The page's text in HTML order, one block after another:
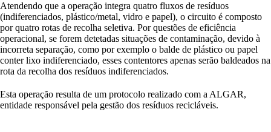
Atendendo que a operação integra quatro fluxos de resíduos
(indiferenciados, plástico/metal, vidro e papel), o circuito é composto
por quatro rotas de recolha seletiva. Por questões de eficiência
operacional, se forem detetadas situações de contaminação, devido à
incorreta separação, como por exemplo o balde de plástico ou papel
conter lixo indiferenciado, esses contentores apenas serão baldeados na
rota da recolha dos resíduos indiferenciados.
Esta operação resulta de um protocolo realizado com a ALGAR,
entidade responsável pela gestão dos resíduos recicláveis.